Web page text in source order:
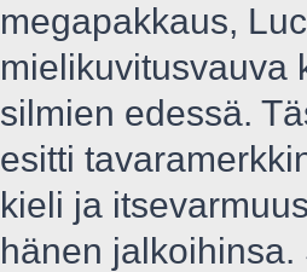
megapakkaus,
mielikuvitusvauva
silmien edessä.
esitti
kieli ja
hänen